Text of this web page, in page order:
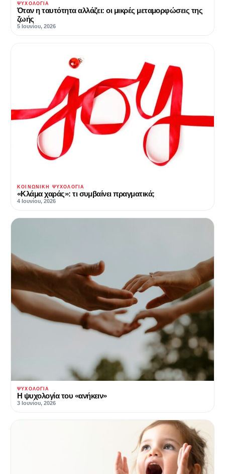
ΨΥΧΟΛΟΓΊΑ
Όταν η ταυτότητα αλλάζει: οι μικρές μεταμορφώσεις της
ζωής
5 Ιουνίου, 2026
ΚΟΙΝΩΝΙΚΉ ΨΥΧΟΛΟΓΊΑ
«Κλάμα χαράς»: τι συμβαίνει πραγματικά;
4 Ιουνίου, 2026
ΨΥΧΟΛΟΓΊΑ
Η ψυχολογία του «ανήκειν»
3 Ιουνίου, 2026